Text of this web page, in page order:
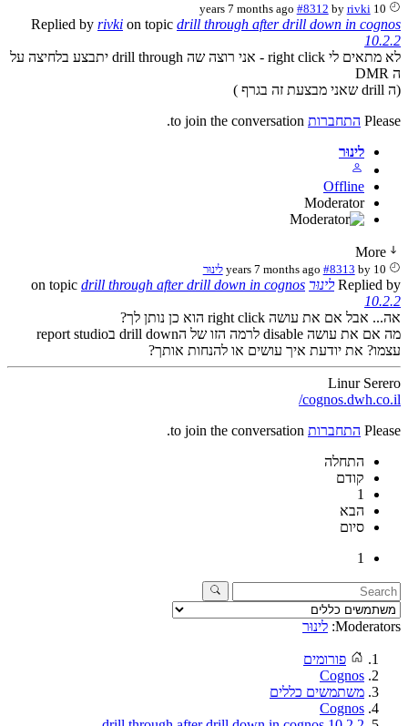
10 years 7 months ago
#8312 by rivki
Replied by rivki on topic drill through after drill down in cognos
10.2.2
לא מתאים לי right click - אני רוצה שה drill through יתבצע בלחיצה על
ה DMR
(ה drill שאני מבצעת זה בגרף )
Please התחברות
לינוּר
Offline
Moderator
More
10 years 7 months ago
#8313 by לינוּר
Replied by לינוּר drill through after drill down in cognos
10.2.2
אה... אבל אם את עושה right click הוא כן נותן לך?
מה אם את עושה disable לרמה הזו של הdrill down בreport studio
עצמו? את יודעת איך עושים או להנחות אותך?
Linur Serero
cognos.dwh.co.il/
Please התחברות
התחלה
קודם
1
הבא
סיום
1
Moderators: לינוּר
פורומים
Cognos
משתמשים כללים
Cognos